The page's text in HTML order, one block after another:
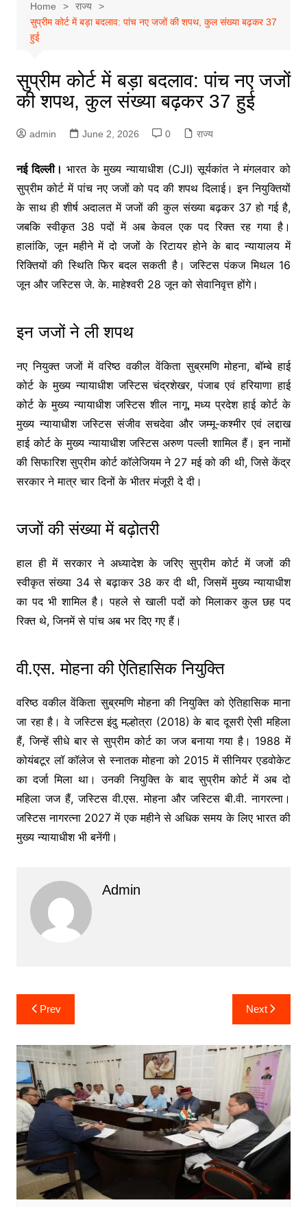
Home
राज्य
सुप्रीम कोर्ट में बड़ा बदलाव: पांच नए जजों की शपथ, कुल संख्या बढ़कर 37
हुई
सुप्रीम कोर्ट में बड़ा बदलाव: पांच नए जजों
की शपथ, कुल संख्या बढ़कर 37 हुई
admin June 2, 2026 0 राज्य
नई दिल्ली। भारत के मुख्य न्यायाधीश (CJI) सूर्यकांत ने मंगलवार को
सुप्रीम कोर्ट में पांच नए जजों को पद की शपथ दिलाई। इन नियुक्तियों
के साथ ही शीर्ष अदालत में जजों की कुल संख्या बढ़कर 37 हो गई है,
जबकि स्वीकृत 38 पदों में अब केवल एक पद रिक्त रह गया है।
हालांकि, जून महीने में दो जजों के रिटायर होने के बाद न्यायालय में
रिक्तियों की स्थिति फिर बदल सकती है। जस्टिस पंकज मिथल 16
जून और जस्टिस जे. के. माहेश्वरी 28 जून को सेवानिवृत्त होंगे।
इन जजों ने ली शपथ
नए नियुक्त जजों में वरिष्ठ वकील वेंकिता सुब्रमणि मोहना, बॉम्बे हाई
कोर्ट के मुख्य न्यायाधीश जस्टिस चंद्रशेखर, पंजाब एवं हरियाणा हाई
कोर्ट के मुख्य न्यायाधीश जस्टिस शील नागू, मध्य प्रदेश हाई कोर्ट के
मुख्य न्यायाधीश जस्टिस संजीव सचदेवा और जम्मू-कश्मीर एवं लद्दाख
हाई कोर्ट के मुख्य न्यायाधीश जस्टिस अरुण पल्ली शामिल हैं। इन नामों
की सिफारिश सुप्रीम कोर्ट कॉलेजियम ने 27 मई को की थी, जिसे केंद्र
सरकार ने मात्र चार दिनों के भीतर मंजूरी दे दी।
जजों की संख्या में बढ़ोतरी
हाल ही में सरकार ने अध्यादेश के जरिए सुप्रीम कोर्ट में जजों की
स्वीकृत संख्या 34 से बढ़ाकर 38 कर दी थी, जिसमें मुख्य न्यायाधीश
का पद भी शामिल है। पहले से खाली पदों को मिलाकर कुल छह पद
रिक्त थे, जिनमें से पांच अब भर दिए गए हैं।
वी.एस. मोहना की ऐतिहासिक नियुक्ति
वरिष्ठ वकील वेंकिता सुब्रमणि मोहना की नियुक्ति को ऐतिहासिक माना
जा रहा है। वे जस्टिस इंदु मल्होत्रा (2018) के बाद दूसरी ऐसी महिला
हैं, जिन्हें सीधे बार से सुप्रीम कोर्ट का जज बनाया गया है। 1988 में
कोयंबटूर लॉ कॉलेज से स्नातक मोहना को 2015 में सीनियर एडवोकेट
का दर्जा मिला था। उनकी नियुक्ति के बाद सुप्रीम कोर्ट में अब दो
महिला जज हैं, जस्टिस वी.एस. मोहना और जस्टिस बी.वी. नागरत्ना।
जस्टिस नागरत्ना 2027 में एक महीने से अधिक समय के लिए भारत की
मुख्य न्यायाधीश भी बनेंगी।
Admin
Post
navigation
Prev Next